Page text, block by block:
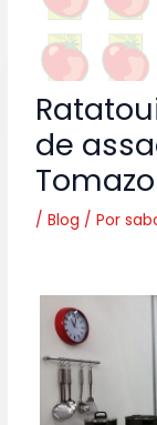
de
/Blog / Por